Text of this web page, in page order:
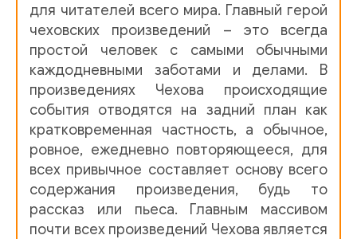
Антон Чехов - ГришаАП Чехов Рассказ _Гриша_mp3
Антон Чехов - ДетвораЧехов Детвора ( на диск )
Антон Чехов - Дом с мезониномЧехов Дом с мезонином
Антон Чехов - Дочь АльбионаАП Чехов _Дочь
Антон Чехов - Загадочная натура Классическая проза
Антон Чехов - За двумя заи?цамиАП Чехов Рассказ
для читателей всего мира. Главный герой
чеховских произведений – это всегда
простой человек с самыми обычными
каждодневными заботами и делами. В
произведениях Чехова происходящие
события отводятся на задний план как
кратковременная частность, а обычное,
ровное, ежедневно повторяющееся, для
всех привычное составляет основу всего
содержания произведения, будь то
рассказ или пьеса. Главным массивом
почти всех произведений Чехова является